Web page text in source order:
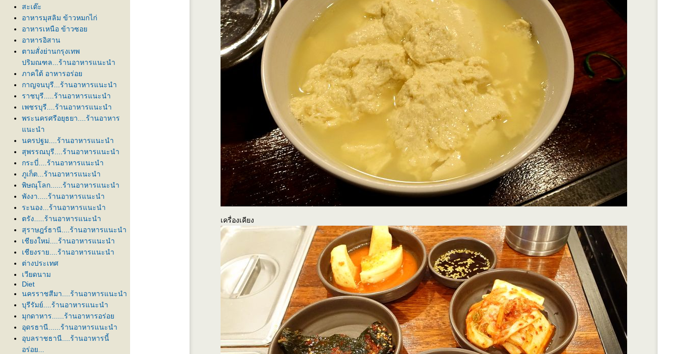
สะเต๊ะ
อาหารมุสลิม ข้าวหมกไก่
อาหารเหนือ ข้าวซอ
อาหารอิสาน
ตามสั่งย่านกรุงเทพ
ปริมณฑล...ร้านอาหารแนะนำ
ภาคใต้ อาหารอร่อ
กาญจนบุรี...ร้านอาหารแนะนำ
ราชบุรี.....ร้านอาหารแนะนำ
เพชรบุรี....ร้านอาหารแนะนำ
พระนครศรีอยุธยา....ร้านอาหาร
นะนำ
นครปฐม....ร้านอาหารแนะนำ
สุพรรณบุรี....ร้านอาหารแนะนำ
กระบี่....ร้านอาหารแนะนำ
ภูเก็ต...ร้านอาหารแนะนำ
พิษณุโลก......ร้านอาหารแนะนำ
พังงา.....ร้านอาหารแนะนำ
ระนอง...ร้านอาหารแนะนำ
ตรัง.....ร้านอาหารแนะนำ
สุราษฎร์ธานี....ร้านอาหารแนะนำ
เชียงใหม่....ร้านอาหารแนะนำ
เชียงราย....ร้านอาหารแนะนำ
ต่างประเทศ
เวียดนาม
Diet
นครราชสีมา....ร้านอาหารแนะนำ
บุรีรัมย์....ร้านอาหารแนะนำ
มุกดาหาร......ร้านอาหารอร่อ
อุดรธานี......ร้านอาหารแนะนำ
อุบลราชธานี....ร้านอาหารนี้
อร่อย...
เครื่องเคียง